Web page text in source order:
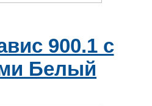
900.1 с
Белый